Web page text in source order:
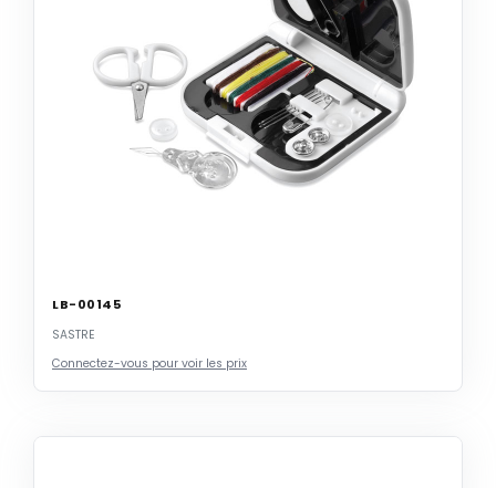
LB-00145
SASTRE
Connectez-vous pour voir les prix